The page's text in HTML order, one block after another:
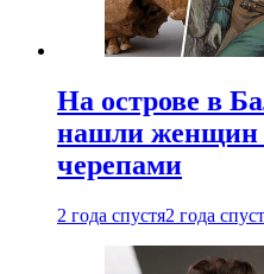
На острове в
нашли женщин
черепами
2 года спустя2 года